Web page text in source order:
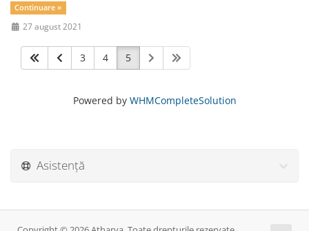
Continuare »
27 august 2021
3 4 5
Powered by WHMCompleteSolution
Asistență